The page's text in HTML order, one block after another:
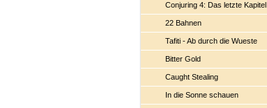
Conjuring 4: Das letzte Kapitel
22 Bahnen
Tafiti - Ab durch die Wueste
Bitter Gold
Caught Stealing
In die Sonne schauen